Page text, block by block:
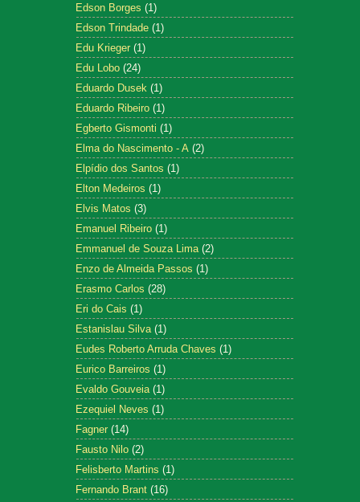
Edson Borges (1)
Edson Trindade (1)
Edu Krieger (1)
Edu Lobo (24)
Eduardo Dusek (1)
Eduardo Ribeiro (1)
Egberto Gismonti (1)
Elma do Nascimento - A (2)
Elpídio dos Santos (1)
Elton Medeiros (1)
Elvis Matos (3)
Emanuel Ribeiro (1)
Emmanuel de Souza Lima (2)
Enzo de Almeida Passos (1)
Erasmo Carlos (28)
Eri do Cais (1)
Estanislau Silva (1)
Eudes Roberto Arruda Chaves (1)
Eurico Barreiros (1)
Evaldo Gouveia (1)
Ezequiel Neves (1)
Fagner (14)
Fausto Nilo (2)
Felisberto Martins (1)
Fernando Brant (16)